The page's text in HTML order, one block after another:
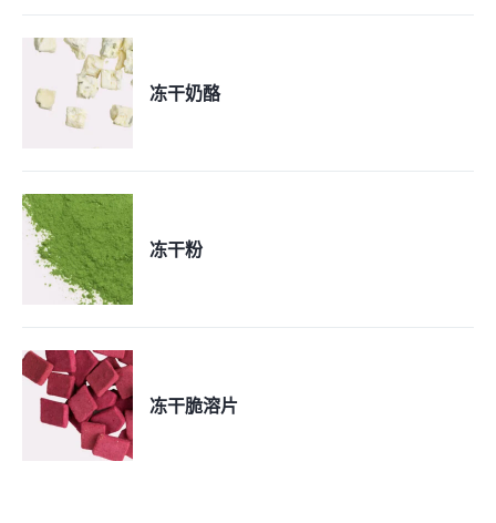
冻干奶酪
冻干粉
冻干脆溶片